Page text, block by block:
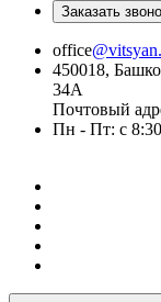
Заказать
office
450018,
34А
Почтовый
Пн - Пт: с